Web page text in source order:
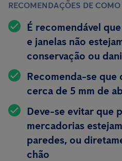
RECOMENDAÇÕES DE
É recomendável
e janelas não
conservação ou
Recomenda-se
cerca de 5 mm de
Deve-se evitar que
mercadorias
paredes, ou
chão